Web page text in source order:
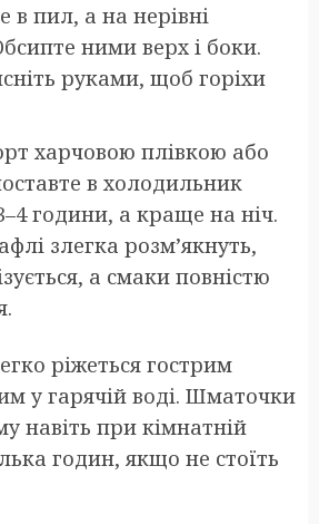
в пил, а на нерівні
ними верх і боки.
руками, щоб горіхи
харчовою плівкою або
в холодильник
години, а краще на ніч.
злегка розм’якнуть,
а смаки повністю
ріжеться гострим
у гарячій воді. Шматочки
навіть при кімнатній
годин, якщо не стоїть